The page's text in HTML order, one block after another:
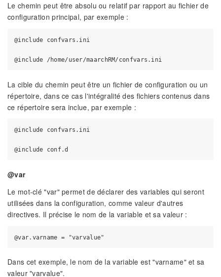
Le chemin peut être absolu ou relatif par rapport au fichier de
configuration principal, par exemple :
@include confvars.ini
La cible du chemin peut être un fichier de configuration ou un
répertoire, dans ce cas l'intégralité des fichiers contenus dans
ce répertoire sera inclue, par exemple :
@include confvars.ini
@var
Le mot-clé "var" permet de déclarer des variables qui seront
utilisées dans la configuration, comme valeur d'autres
directives. Il précise le nom de la variable et sa valeur :
Dans cet exemple, le nom de la variable est "varname" et sa
valeur "varvalue".